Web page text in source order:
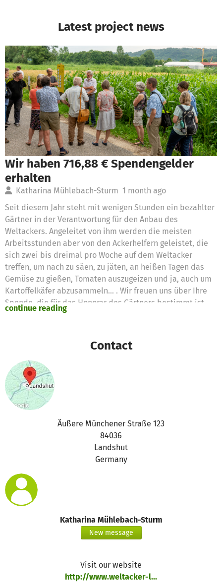
Latest project news
Wir haben 716,88 € Spendengelder
erhalten
Katharina Mühlebach-Sturm 1 month ago
Seit diesem Jahr steht mit wenigen Stunden ein bezahlter
Gärtner in der Verantwortung für den Anbau des
Weltackers. Angeleitet von ihm werden die meisten
Arbeitsstunden aber von den Ackerhelfern geleistet, die
sich zwei bis dreimal pro Woche auf dem Weltacker
treffen, um nach zu säen, zu jäten, an heißen Tagen das
Gemüse zu gießen, Tomaten auszugeizen und ja, auch um
Kartoffelkäfer abzusammeln... . Wir freuen uns über Ihre
Spende, die für das Honorar des Gärtners bestimmt ist.
continue reading
Contact
Äußere Münchener Straße 123
84036
Landshut
Germany
Katharina Mühlebach-Sturm
New message
Visit our website
http://www.weltacker-l...